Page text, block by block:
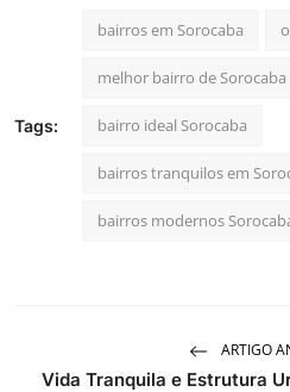
Tags:
bairros em Sorocaba
melhor bairro de Sorocaba
bairro ideal Sorocaba
bairros tranquilos em
bairros modernos
ARTIGO
Vida Tranquila e Estrutura